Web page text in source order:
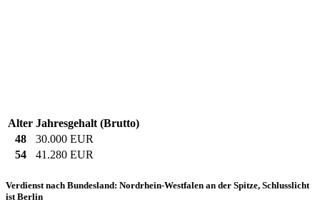
Alter Jahresgehalt (Brutto)
48
30.000 EUR
54
41.280 EUR
Verdienst nach Bundesland: Nordrhein-Westfalen an der Spitze, Schlusslicht
ist Berlin